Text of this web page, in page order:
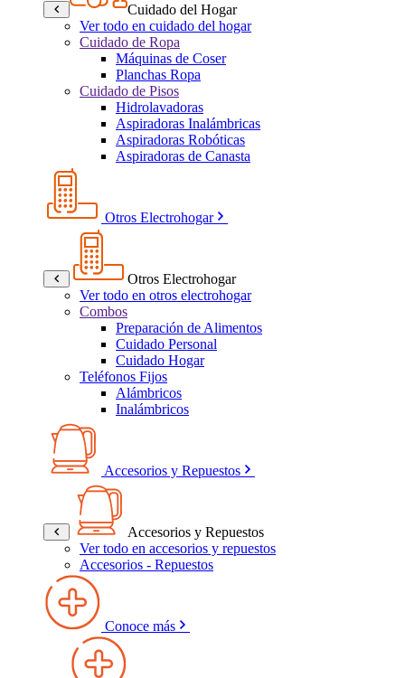
Cuidado del Hogar
Ver todo en cuidado del hogar
Cuidado de Ropa
Máquinas de Coser
Planchas Ropa
Cuidado de Pisos
Hidrolavadoras
Aspiradoras Inalámbricas
Aspiradoras Robóticas
Aspiradoras de Canasta
Otros Electrohogar
Otros Electrohogar
Ver todo en otros electrohogar
Combos
Preparación de Alimentos
Cuidado Personal
Cuidado Hogar
Teléfonos Fijos
Alámbricos
Inalámbricos
Accesorios y Repuestos
Accesorios y Repuestos
Ver todo en accesorios y repuestos
Accesorios - Repuestos
Conoce más